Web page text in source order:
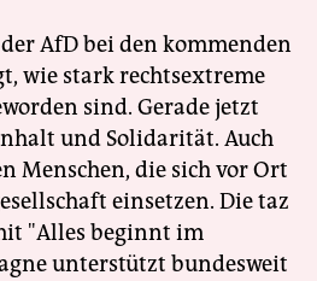
AfD bei den kommenden
wie stark rechtsextreme
sind. Gerade jetzt
und Solidarität. Auch
Menschen, die sich vor Ort
einsetzen. Die taz
"Alles beginnt im
unterstützt bundesweit